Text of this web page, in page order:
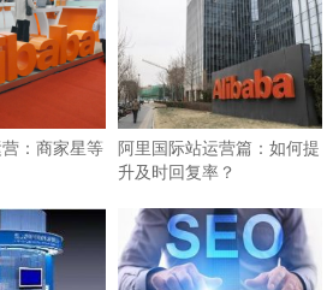
：商家星等 阿里国际站运营篇：如何提
升及时回复率？